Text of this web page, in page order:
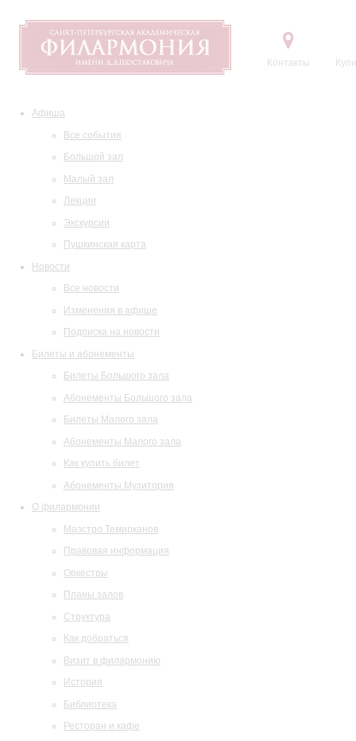
Контакты
Афиша
Все события
Большой зал
Малый зал
Лекции
Экскурсии
Пушкинская карта
Новости
Все новости
Изменения в афише
Подписка на новости
Билеты и абонементы
Билеты Большого зала
Абонементы Большого зала
Билеты Малого зала
Абонементы Малого зала
Как купить билет
Абонементы Музитория
О филармонии
Маэстро Темирканов
Правовая информация
Оркестры
Планы залов
Структура
Как добраться
Визит в филармонию
История
Библиотека
Ресторан и кафе